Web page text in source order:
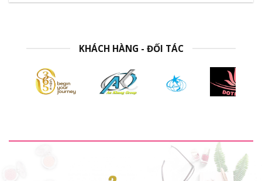
KHÁCH HÀNG - ĐỐI TÁC